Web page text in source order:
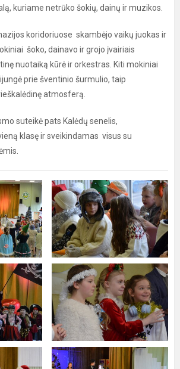
kuriame netrūko šokių, dainų ir muzikos.
koridoriuose skambėjo vaikų juokas ir
šoko, dainavo ir grojo įvairiais
nuotaiką kūrė ir orkestras. Kiti mokiniai
prie šventinio šurmulio, taip
atmosferą.
suteikė pats Kalėdų senelis,
klasę ir sveikindamas visus su